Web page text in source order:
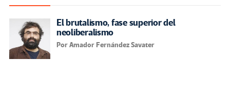
El brutalismo, fase superior del
neoliberalismo
Por Amador Fernández Savater